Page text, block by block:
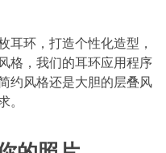
耳环，打造个性化造型，
格，我们的耳环应用程序
约风格还是大胆的层叠风